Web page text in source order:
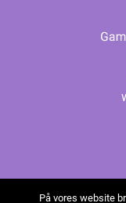
På vores website